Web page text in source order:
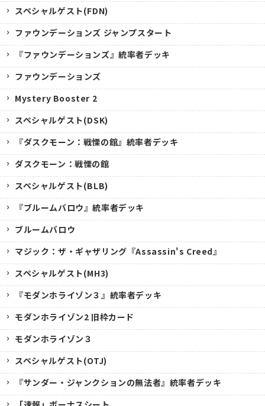
スペシャルゲスト(FDN)
ファウンデーションズ ジャンプスタート
『ファウンデーションズ』統率者デッキ
ファウンデーションズ
Mystery Booster 2
スペシャルゲスト(DSK)
『ダスクモーン：戦慄の館』統率者デッキ
ダスクモーン：戦慄の館
スペシャルゲスト(BLB)
『ブルームバロウ』統率者デッキ
ブルームバロウ
マジック：ザ・ギャザリング『Assassin's Creed』
スペシャルゲスト(MH3)
『モダンホライゾン３』統率者デッキ
モダンホライゾン2 旧枠カード
モダンホライゾン３
スペシャルゲスト(OTJ)
『サンダー・ジャンクションの無法者』統率者デッキ